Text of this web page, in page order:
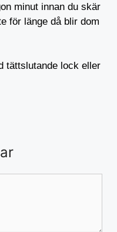
minut innan du skär
för länge då blir dom
tättslutande lock eller